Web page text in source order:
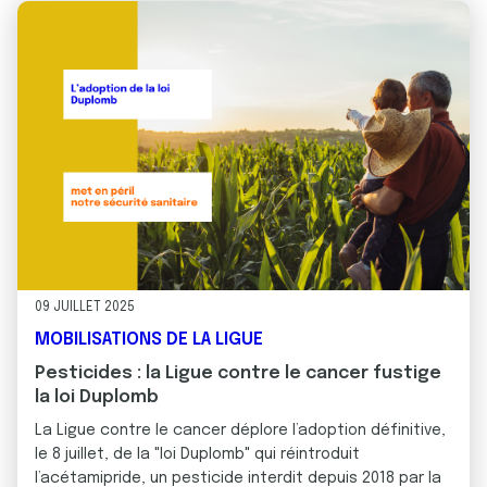
09 JUILLET 2025
MOBILISATIONS DE LA LIGUE
Pesticides : la Ligue contre le cancer fustige
la loi Duplomb
La Ligue contre le cancer déplore l’adoption définitive,
le 8 juillet, de la "loi Duplomb" qui réintroduit
l’acétamipride, un pesticide interdit depuis 2018 par la